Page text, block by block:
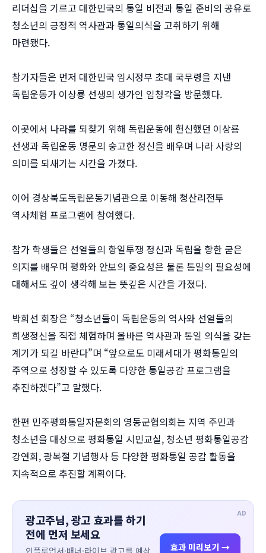
리더십을 기르고 대한민국의 통일 비전과 통일 준비의 공유로
청소년의 긍정적 역사관과 통일의식을 고취하기 위해
마련됐다.
참가자들은 먼저 대한민국 임시정부 초대 국무령을 지낸
독립운동가 이상룡 선생의 생가인 임청각을 방문했다.
이곳에서 나라를 되찾기 위해 독립운동에 헌신했던 이상룡
선생과 독립운동 명문의 숭고한 정신을 배우며 나라 사랑의
의미를 되새기는 시간을 가졌다.
이어 경상북도독립운동기념관으로 이동해 청산리전투
역사체험 프로그램에 참여했다.
참가 학생들은 선열들의 항일투쟁 정신과 독립을 향한 굳은
의지를 배우며 평화와 안보의 중요성은 물론 통일의 필요성에
대해서도 깊이 생각해 보는 뜻깊은 시간을 가졌다.
박희선 회장은 “청소년들이 독립운동의 역사와 선열들의
희생정신을 직접 체험하며 올바른 역사관과 통일 의식을 갖는
계기가 되길 바란다”며 “앞으로도 미래세대가 평화통일의
주역으로 성장할 수 있도록 다양한 통일공감 프로그램을
추진하겠다”고 말했다.
한편 민주평화통일자문회의 영동군협의회는 지역 주민과
청소년을 대상으로 평화통일 시민교실, 청소년 평화통일공감
강연회, 광복절 기념행사 등 다양한 평화통일 공감 활동을
지속적으로 추진할 계획이다.
AD
광고주님, 광고 효과를 하기
전에 먼저 보세요
인플루언서·배너·라이브 광고를 예상 효과 미리보기 →